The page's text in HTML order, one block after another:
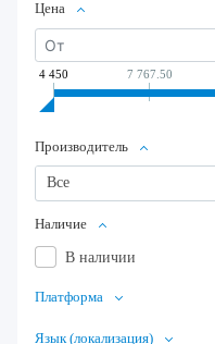
Цена
4 450 7 767.50
Производитель
Все
Наличие
В наличии
Платформа
Язык (локализация)